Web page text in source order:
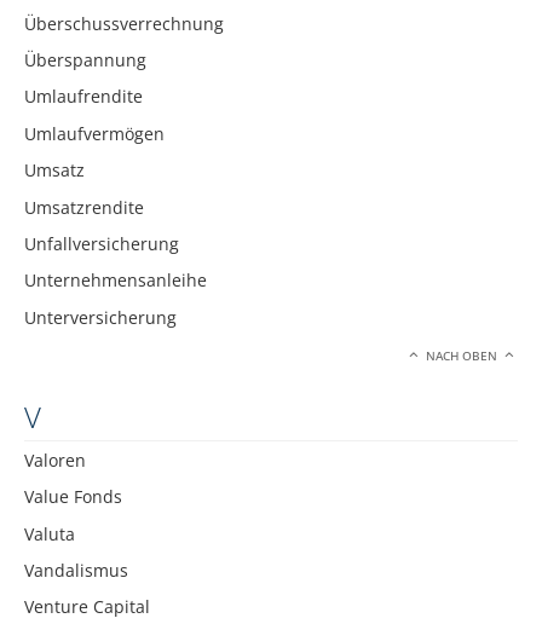
Überschussverrechnung
Überspannung
Umlaufrendite
Umlaufvermögen
Umsatz
Umsatzrendite
Unfallversicherung
Unternehmensanleihe
Unterversicherung
NACH OBEN
V
Valoren
Value Fonds
Valuta
Vandalismus
Venture Capital